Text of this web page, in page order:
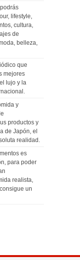
lifestyle,
cultura,
de
belleza,
que
mejores
lujo y la
y
productos y
de Japón, el
realidad.
es
para poder
realista,
un